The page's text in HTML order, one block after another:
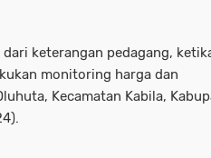
keterangan pedagang,
monitoring harga dan
Kecamatan Kabila,